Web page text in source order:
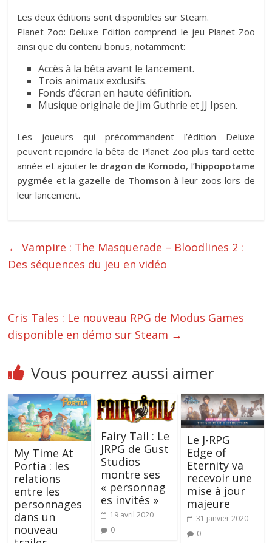
Les deux éditions sont disponibles sur Steam.
Planet Zoo: Deluxe Edition comprend le jeu Planet Zoo
ainsi que du contenu bonus, notamment:
Accès à la bêta avant le lancement.
Trois animaux exclusifs.
Fonds d’écran en haute définition.
Musique originale de Jim Guthrie et JJ Ipsen.
Les joueurs qui précommandent l’édition Deluxe
peuvent rejoindre la bêta de Planet Zoo plus tard cette
année et ajouter le dragon de Komodo, l’hippopotame
pygmée et la gazelle de Thomson à leur zoos lors de
leur lancement.
← Vampire : The Masquerade – Bloodlines 2 :
Des séquences du jeu en vidéo
Cris Tales : Le nouveau RPG de Modus Games
disponible en démo sur Steam →
Vous pourrez aussi aimer
My Time At
Portia : les
relations
entre les
personnages
dans un
nouveau
Fairy Tail : Le
JRPG de Gust
Studios
montre ses
« personnag
es invités »
19 avril 2020
0
Le J-RPG
Edge of
Eternity va
recevoir une
mise à jour
majeure
31 janvier 2020
0